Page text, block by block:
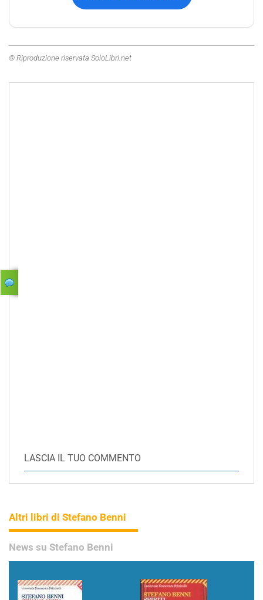
© Riproduzione riservata SoloLibri.net
LASCIA IL TUO COMMENTO
Altri libri di Stefano Benni
News su Stefano Benni